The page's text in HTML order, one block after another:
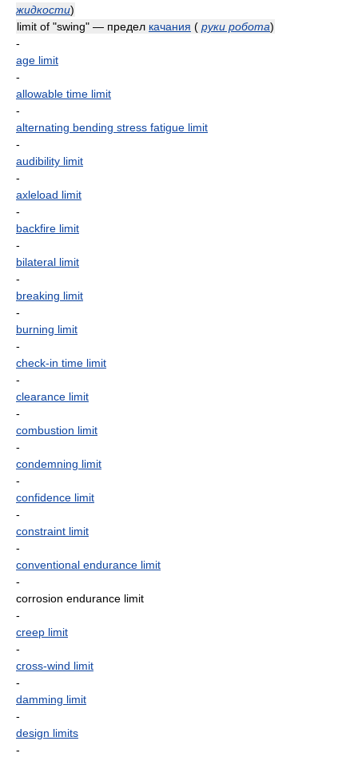
жидкости)
limit of "swing" — предел качания ( руки робота)
-
age limit
-
allowable time limit
-
alternating bending stress fatigue limit
-
audibility limit
-
axleload limit
-
backfire limit
-
bilateral limit
-
breaking limit
-
burning limit
-
check-in time limit
-
clearance limit
-
combustion limit
-
condemning limit
-
confidence limit
-
constraint limit
-
conventional endurance limit
-
corrosion endurance limit
-
creep limit
-
cross-wind limit
-
damming limit
-
design limits
-